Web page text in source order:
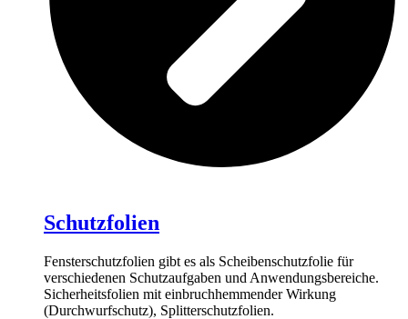
Schutzfolien
Fensterschutzfolien gibt es als Scheibenschutzfolie für
verschiedenen Schutzaufgaben und Anwendungsbereiche.
Sicherheitsfolien mit einbruchhemmender Wirkung
(Durchwurfschutz), Splitterschutzfolien.